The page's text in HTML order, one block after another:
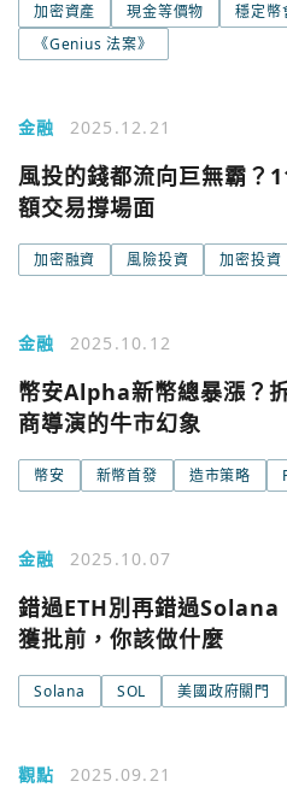
加密資產 現金等價物 穩定幣
《Genius 法案》
金融 2025.12.21
風投的錢都流向巨無霸？
額交易撐場面
加密融資 風險投資 加密投資
金融 2025.10.12
幣安Alpha新幣總暴漲？
商導演的牛市幻象
幣安 新幣首發 造市策略
金融 2025.10.07
錯過ETH別再錯過Solana
獲批前，你該做什麼
Solana SOL 美國政府關門
觀點 2025.09.21